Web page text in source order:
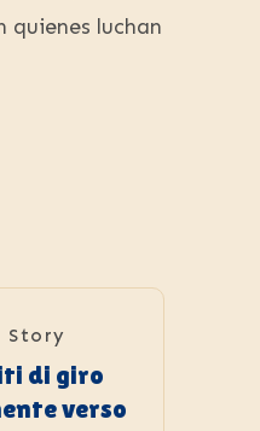
quienes luchan
Story
di giro
verso